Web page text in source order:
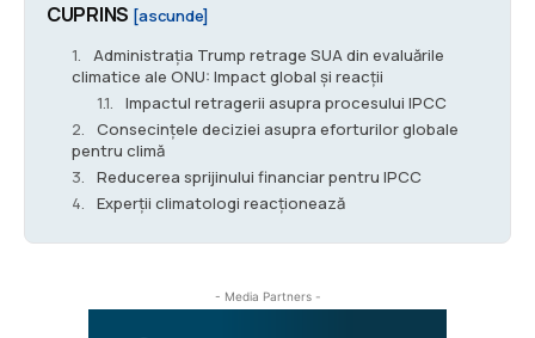
CUPRINS [ascunde]
Administrația Trump retrage SUA din evaluările
climatice ale ONU: Impact global și reacții
Impactul retragerii asupra procesului IPCC
Consecințele deciziei asupra eforturilor globale
pentru climă
Reducerea sprijinului financiar pentru IPCC
Experții climatologi reacționează
- Media Partners -